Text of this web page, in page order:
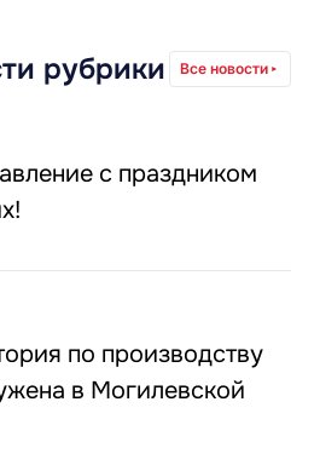
рубрики Все новости
с праздником
по производству
в Могилевской